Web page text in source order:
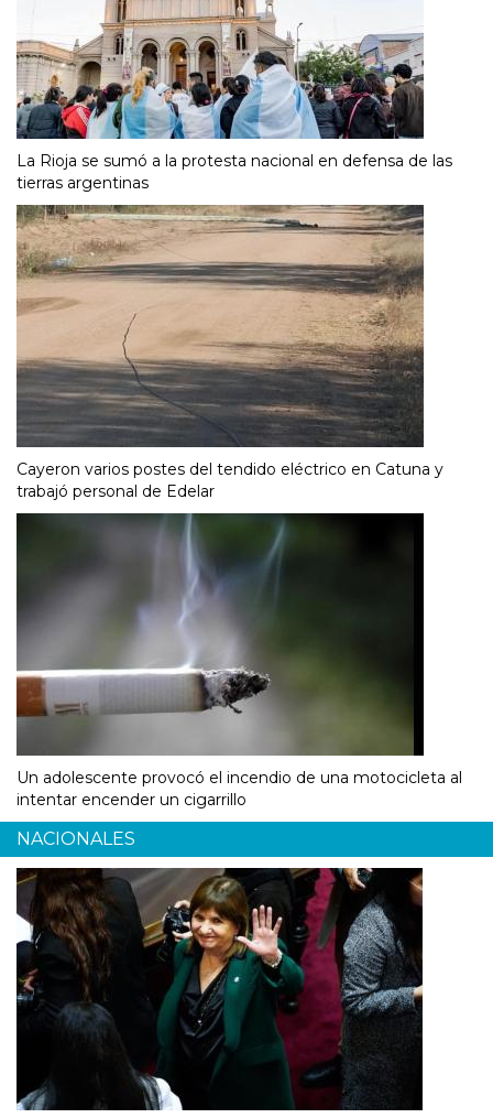
La Rioja se sumó a la protesta nacional en defensa de las
tierras argentinas
Cayeron varios postes del tendido eléctrico en Catuna y
trabajó personal de Edelar
Un adolescente provocó el incendio de una motocicleta al
intentar encender un cigarrillo
NACIONALES